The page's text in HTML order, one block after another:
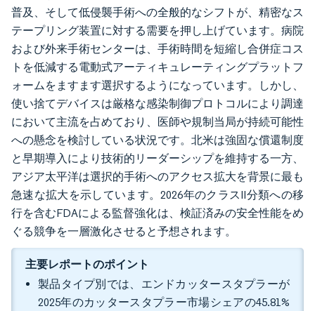
普及、そして低侵襲手術への全般的なシフトが、精密なス
テープリング装置に対する需要を押し上げています。病院
および外来手術センターは、手術時間を短縮し合併症コス
トを低減する電動式アーティキュレーティングプラットフ
ォームをますます選択するようになっています。しかし、
使い捨てデバイスは厳格な感染制御プロトコルにより調達
において主流を占めており、医師や規制当局が持続可能性
への懸念を検討している状況です。北米は強固な償還制度
と早期導入により技術的リーダーシップを維持する一方、
アジア太平洋は選択的手術へのアクセス拡大を背景に最も
急速な拡大を示しています。2026年のクラスII分類への移
行を含むFDAによる監督強化は、検証済みの安全性能をめ
ぐる競争を一層激化させると予想されます。
主要レポートのポイント
製品タイプ別では、エンドカッタースタプラーが
2025年のカッタースタプラー市場シェアの45.81%